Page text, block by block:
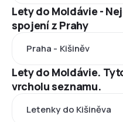
Lety do Moldávie -
spojení z Prahy
Praha - Kišiněv
Lety do Moldávie.
vrcholu seznamu.
Letenky do Kišiněva